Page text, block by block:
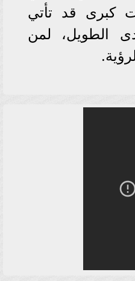
كبرى قد تأتي
الطويل، لمن